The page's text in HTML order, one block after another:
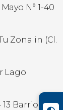
N° 1-40
Zona in (Cl.
Lago
13 Barrio Villa